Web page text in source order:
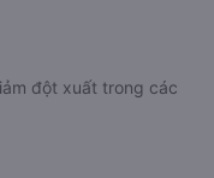
đột xuất trong các